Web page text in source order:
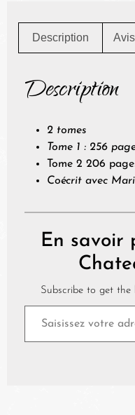
Description
Description
2 tomes
Tome 1 : 256
Tome 2 206
Coécrit avec
En savoir
Subscribe to get the